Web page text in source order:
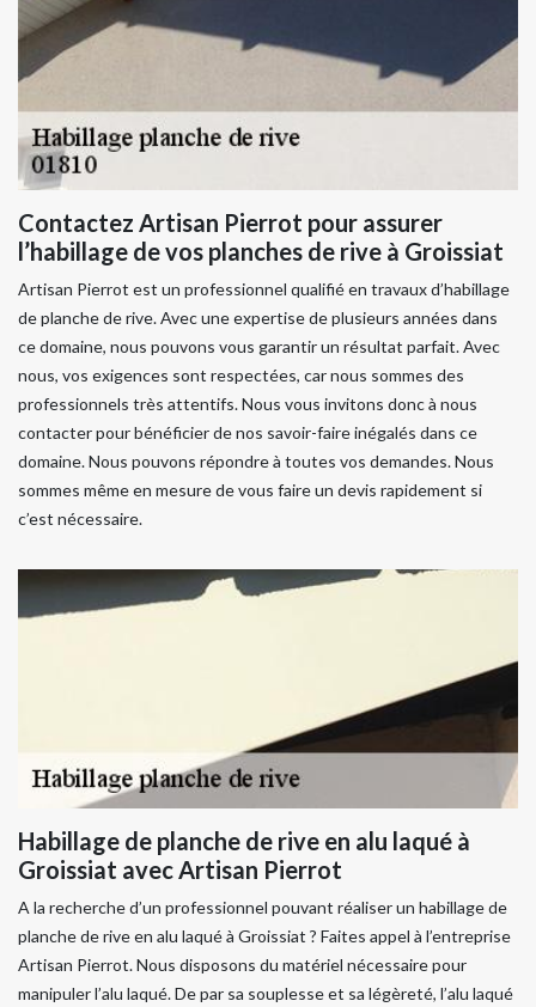
Contactez Artisan Pierrot pour assurer
l’habillage de vos planches de rive à Groissiat
Artisan Pierrot est un professionnel qualifié en travaux d’habillage
de planche de rive. Avec une expertise de plusieurs années dans
ce domaine, nous pouvons vous garantir un résultat parfait. Avec
nous, vos exigences sont respectées, car nous sommes des
professionnels très attentifs. Nous vous invitons donc à nous
contacter pour bénéficier de nos savoir-faire inégalés dans ce
domaine. Nous pouvons répondre à toutes vos demandes. Nous
sommes même en mesure de vous faire un devis rapidement si
c’est nécessaire.
Habillage de planche de rive en alu laqué à
Groissiat avec Artisan Pierrot
A la recherche d’un professionnel pouvant réaliser un habillage de
planche de rive en alu laqué à Groissiat ? Faites appel à l’entreprise
Artisan Pierrot. Nous disposons du matériel nécessaire pour
manipuler l’alu laqué. De par sa souplesse et sa légèreté, l’alu laqué